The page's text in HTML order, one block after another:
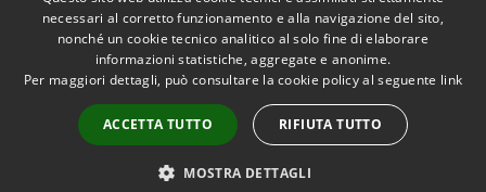
RSS
Accessibilità
Cookie
Mappa del sito
Numeri utili
Copyright © 2024 •
Comune diGrottaminarda
• Powered byMunicipium
•Redazione
necessari al corretto funzionamento e alla navigazione del sito,
nonché un cookie tecnico analitico al solo fine di elaborare
informazioni statistiche, aggregate e anonime.
Per maggiori dettagli, può consultare la cookie policy al seguente link
ACCETTA TUTTO RIFIUTA TUTTO
MOSTRA DETTAGLI